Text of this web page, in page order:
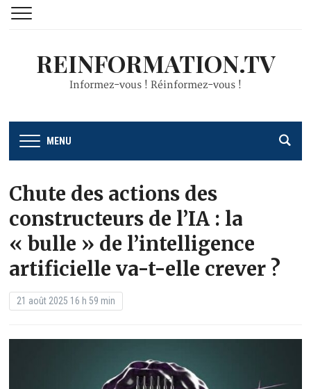
REINFORMATION.TV
Informez-vous ! Réinformez-vous !
MENU
Chute des actions des
constructeurs de l’IA : la
« bulle » de l’intelligence
artificielle va-t-elle crever ?
21 août 2025 16 h 59 min